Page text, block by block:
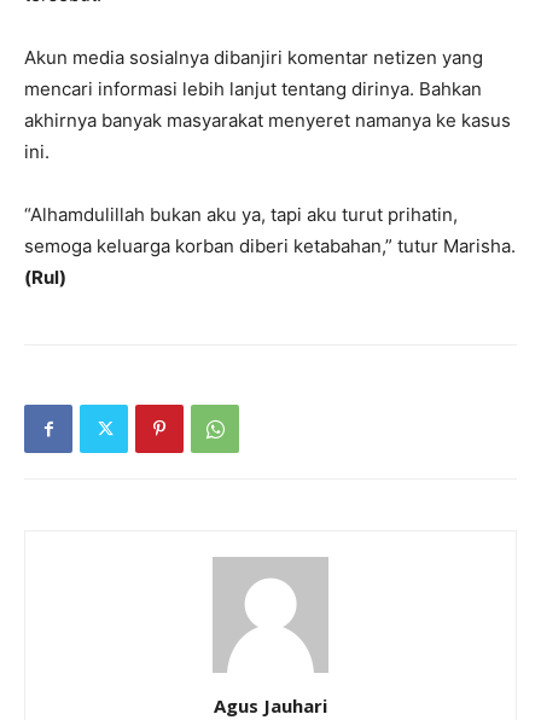
Akun media sosialnya dibanjiri komentar netizen yang
mencari informasi lebih lanjut tentang dirinya. Bahkan
akhirnya banyak masyarakat menyeret namanya ke kasus
ini.
“Alhamdulillah bukan aku ya, tapi aku turut prihatin,
semoga keluarga korban diberi ketabahan,” tutur Marisha.
(Rul)
Agus Jauhari